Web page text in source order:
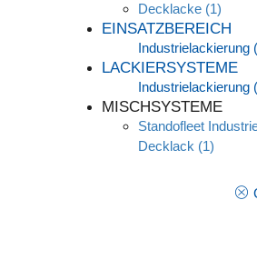
Decklacke (1)
EINSATZBEREICH
Industrielackierung
LACKIERSYSTEME
Industrielackierung
MISCHSYSTEME
Standofleet
Decklack (1)